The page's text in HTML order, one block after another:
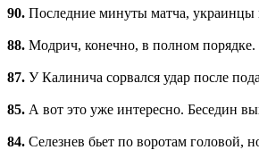
90. Последние минуты матча, украинцы
88. Модрич, конечно, в полном порядке.
87. У Калинича сорвался удар после
85. А вот это уже интересно. Беседин
84. Селезнев бьет по воротам головой,